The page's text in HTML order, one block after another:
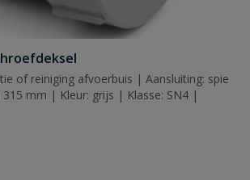
of reiniging afvoerbuis | Aansluiting: spie
mm | Kleur: grijs | Klasse: SN4 |